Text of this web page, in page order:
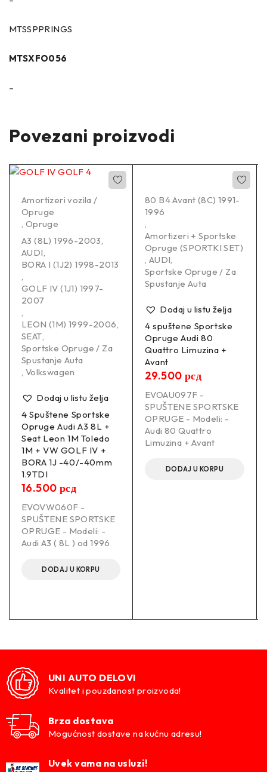
MTSSPPRINGS
MTSXFO056
–
Povezani proizvodi
Amortizeri vozila /
Opruge
, Opruge
A3 (8L) 1996-2003,
AUDI,
BORA I (1J2) 1998-2013
,
GOLF IV (1J1) 1997-
2007
,
LEON (1M) 1999-2006,
SEAT,
Sportske Opruge / Za
Spustanje Auta
, Volkswagen
Dodaj u listu želja
4 Spuštene Sportske
Opruge Audi A3 8L +
Seat Leon 1M Toledo
1M + VW GOLF IV +
BORA 1J -40/-40mm
1.9TDI
16.500 рсд
EVOVW060F -
SPUŠTENE SPORTSKE
OPRUGE - Modeli: -
Audi A3 ( 8L ) od 1996
DODAJ U KORPU
80 B4 Avant (8C) 1991-
1996
,
Amortizeri + Sportske
Opruge (SPORTKI SET)
, AUDI,
Sportske Opruge / Za
Spustanje Auta
Dodaj u listu želja
4 spuštene Sportske
Opruge Audi 80
Quattro Limuzina +
Avant
29.500 рсд
EVOAU097F -
SPUŠTENE SPORTSKE
OPRUGE - Modeli: -
Audi 80 Quattro
Limuzina + Avant
DODAJ U KORPU
UNI AUTO DELOVI
Kvalitet i pouzdanost proizvoda!
Brza dostava
Mogućnost dostave na kućnu adresu!
Uvek vama na usluzi!